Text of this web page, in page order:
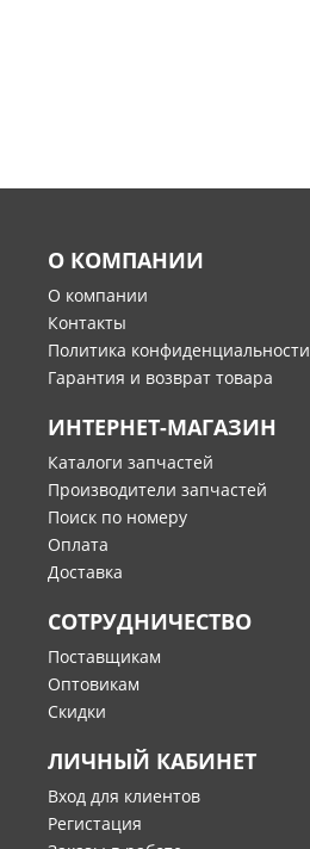
О КОМПАНИИ
О компании
Контакты
Политика конфиденциальности
Гарантия и возврат товара
ИНТЕРНЕТ-МАГАЗИН
Каталоги запчастей
Производители запчастей
Поиск по номеру
Оплата
Доставка
СОТРУДНИЧЕСТВО
Поставщикам
Оптовикам
Скидки
ЛИЧНЫЙ КАБИНЕТ
Вход для клиентов
Регистация